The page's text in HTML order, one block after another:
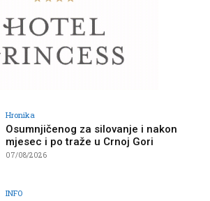
Hronika
Osumnjičenog za silovanje i nakon
mjesec i po traže u Crnoj Gori
07/08/2026
INFO